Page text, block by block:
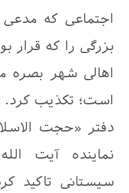
اجتماعی كه
بزرگی را که قرار
اهالی شهر بصره
است؛ تكذيب كرد.
دفتر «حجت
نماینده آیت
سیستانی تاكيد